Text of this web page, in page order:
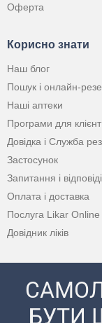
Оферта
Корисно знати
Наш блог
Пошук і онлайн-
Наші аптеки
Програми для
Довідка і Служба
Застосунок
Запитання і відповіді
Оплата і доставка
Послуга Likar Online
Довідник ліків
БУТИ